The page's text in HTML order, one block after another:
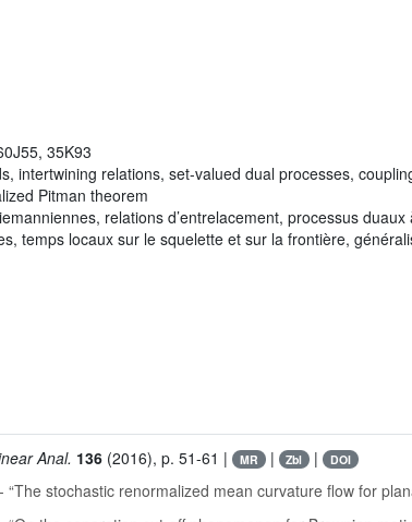
35K93
intertwining relations, set-valued dual processes,
Pitman theorem
relations d’entrelacement, processus
temps locaux sur le squelette et sur la frontière,
Anal. 136 (2016), p. 51-61 | MR | Zbl | DOI
- “The stochastic renormalized mean curvature flow for